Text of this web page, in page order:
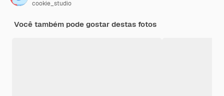
cookie_studio
Você também pode gostar destas fotos